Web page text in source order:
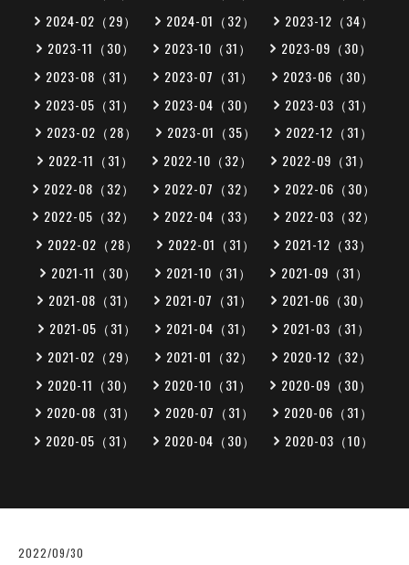
2024-02（29）
2024-01（32）
2023-12（34）
2023-11（30）
2023-10（31）
2023-09（30）
2023-08（31）
2023-07（31）
2023-06（30）
2023-05（31）
2023-04（30）
2023-03（31）
2023-02（28）
2023-01（35）
2022-12（31）
2022-11（31）
2022-10（32）
2022-09（31）
2022-08（32）
2022-07（32）
2022-06（30）
2022-05（32）
2022-04（33）
2022-03（32）
2022-02（28）
2022-01（31）
2021-12（33）
2021-11（30）
2021-10（31）
2021-09（31）
2021-08（31）
2021-07（31）
2021-06（30）
2021-05（31）
2021-04（31）
2021-03（31）
2021-02（29）
2021-01（32）
2020-12（32）
2020-11（30）
2020-10（31）
2020-09（30）
2020-08（31）
2020-07（31）
2020-06（31）
2020-05（31）
2020-04（30） 2020-03（10）
2022/09/30